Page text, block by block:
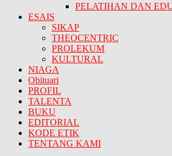
PELATIHAN DAN
ESAIS
SIKAP
THEOCENTRIC
PROLEKUM
KULTURAL
NIAGA
Obituari
PROFIL
TALENTA
BUKU
EDITORIAL
KODE ETIK
TENTANG KAMI